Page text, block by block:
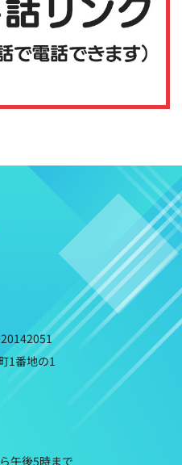
1番地の1
午後5時まで